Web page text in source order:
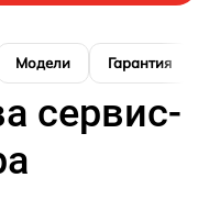
Модели Гарантия
сервис-